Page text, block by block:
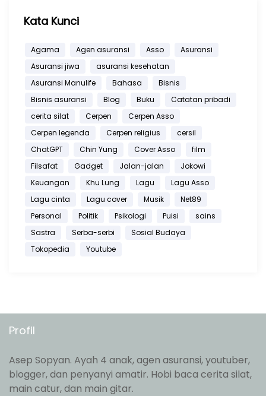
Kata Kunci
Agama Agen asuransi Asso
Asuransi
Asuransi jiwa
asuransi kesehatan
Asuransi Manulife
Bahasa
Bisnis
Bisnis asuransi
Blog Buku
Catatan pribadi
cerita silat
Cerpen
Cerpen Asso
Cerpen legenda
Cerpen religius
cersil
ChatGPT
Chin Yung Cover Asso
film
Filsafat
Gadget Jalan-jalan
Jokowi
Keuangan
Khu Lung Lagu
Lagu Asso
Lagu cinta
Lagu cover Musik
Net89
Personal
Politik Psikologi Puisi
sains
Sastra
Serba-serbi
Sosial Budaya
Tokopedia
Youtube
Profil
Asep Sopyan. Ayah 4 anak, agen asuransi, youtuber,
blogger, dan penyanyi amatir. Hobi baca cerita silat,
main catur, dan main gitar.